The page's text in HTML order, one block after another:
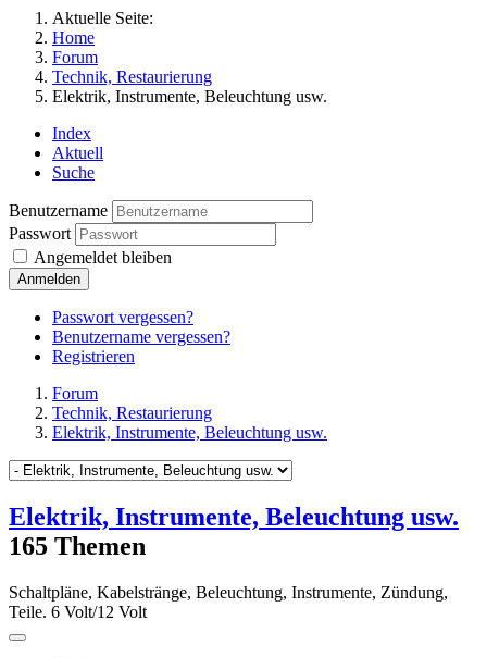
Aktuelle Seite:
Home
Forum
Technik, Restaurierung
Elektrik, Instrumente, Beleuchtung usw.
Index
Aktuell
Suche
Benutzername
Passwort
Angemeldet bleiben
Anmelden
Passwort vergessen?
Benutzername vergessen?
Registrieren
Forum
Technik, Restaurierung
Elektrik, Instrumente, Beleuchtung usw.
Elektrik, Instrumente, Beleuchtung usw.
165 Themen
Schaltpläne, Kabelstränge, Beleuchtung, Instrumente, Zündung,
Teile. 6 Volt/12 Volt